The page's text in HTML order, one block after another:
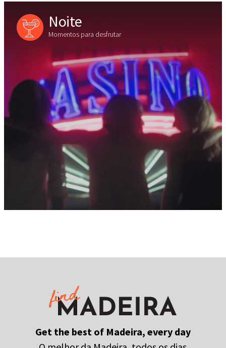
Noite
Momentos para desfrutar
Get the best of Madeira, every day